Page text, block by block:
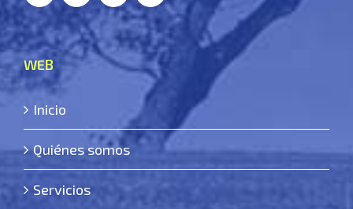
WEB
Inicio
Quiénes somos
Servicios